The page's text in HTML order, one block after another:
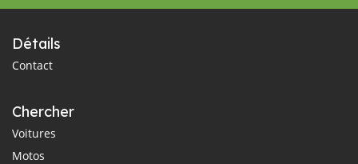
Détails
Contact
Chercher
Voitures
Motos